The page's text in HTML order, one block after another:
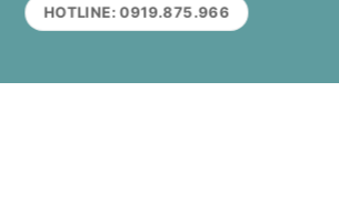
HOTLINE: 0919.875.966